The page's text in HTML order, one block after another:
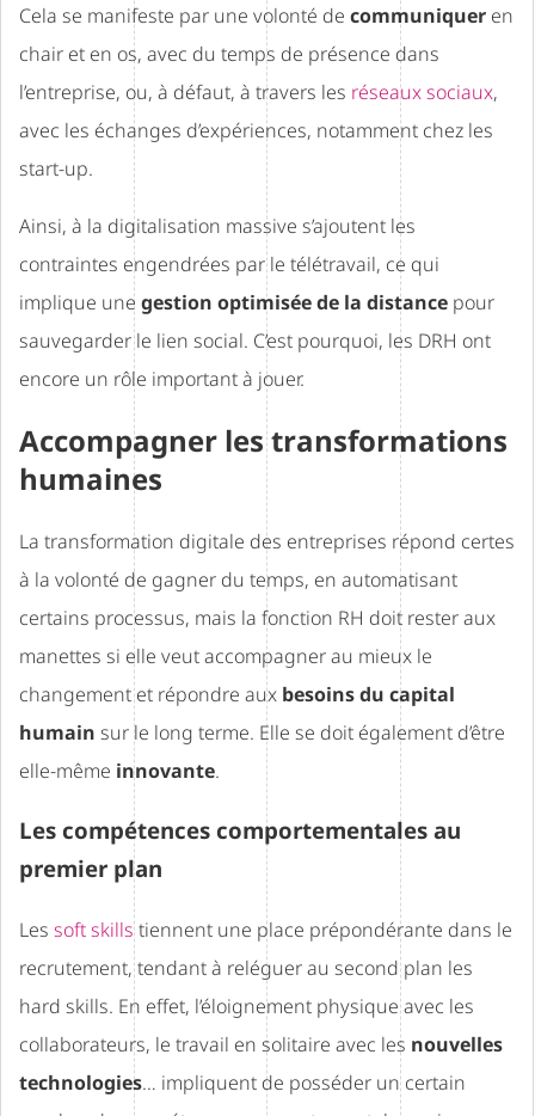
Cela se manifeste par une volonté de communiquer en
chair et en os, avec du temps de présence dans
l’entreprise, ou, à défaut, à travers les réseaux sociaux,
avec les échanges d’expériences, notamment chez les
start-up.
Ainsi, à la digitalisation massive s’ajoutent les
contraintes engendrées par le télétravail, ce qui
implique une gestion optimisée de la distance pour
sauvegarder le lien social. C’est pourquoi, les DRH ont
encore un rôle important à jouer.
Accompagner les transformations
humaines
La transformation digitale des entreprises répond certes
à la volonté de gagner du temps, en automatisant
certains processus, mais la fonction RH doit rester aux
manettes si elle veut accompagner au mieux le
changement et répondre aux besoins du capital
humain sur le long terme. Elle se doit également d’être
elle-même innovante.
Les compétences comportementales au
premier plan
Les soft skillstiennent une place prépondérante dans le
recrutement, tendant à reléguer au second plan les
hard skills. En effet, l’éloignement physique avec les
collaborateurs, le travail en solitaire avec les nouvelles
technologies… impliquent de posséder un certain